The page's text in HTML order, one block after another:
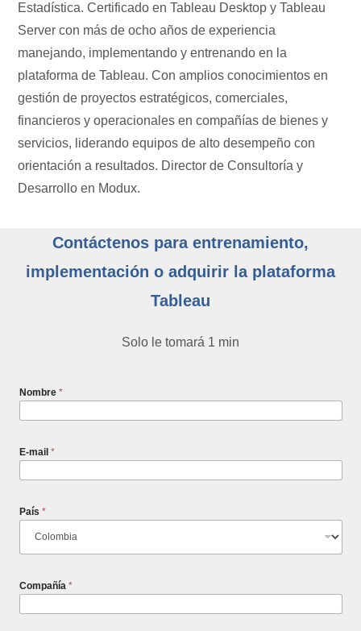
Estadística. Certificado en Tableau Desktop y Tableau
Server con más de ocho años de experiencia
manejando, implementando y entrenando en la
plataforma de Tableau. Con amplios conocimientos en
gestión de proyectos estratégicos, comerciales,
financieros y operacionales en compañías de bienes y
servicios, liderando equipos de alto desempeño con
orientación a resultados. Director de Consultoría y
Desarrollo en Modux.
Contáctenos para entrenamiento,
implementación o adquirir la plataforma
Tableau
Solo le tomará 1 min
Nombre *
E-mail *
País *
Compañía *